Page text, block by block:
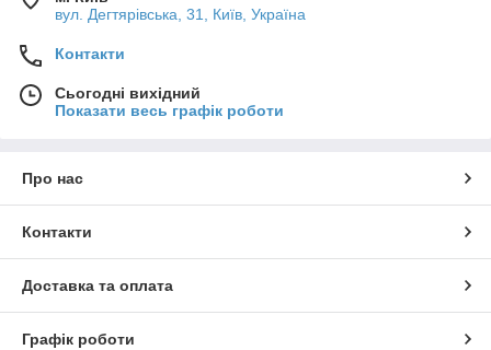
вул. Дегтярівська, 31, Київ, Україна
Контакти
Сьогодні вихідний
Показати весь графік роботи
Про нас
Контакти
Доставка та оплата
Графік роботи